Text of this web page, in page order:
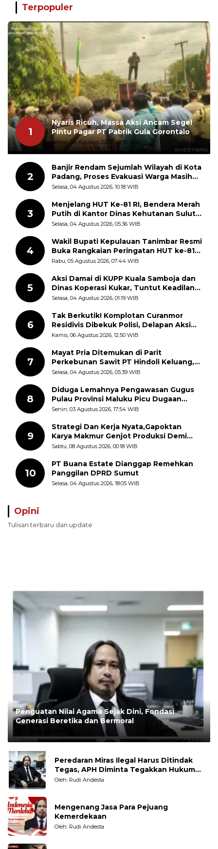
Terpopuler
1
Nyaris Ricuh, Massa Aksi Ancam Segel
Pintu Pagar PT Pabrik Gula Gorontalo
Selasa, 04 Agustus 2026, 07:59 WIB
2
Banjir Rendam Sejumlah Wilayah di Kota
Padang, Proses Evakuasi Warga Masih
Berlangsung
Selasa, 04 Agustus 2026, 10:18 WIB
3
Menjelang HUT Ke-81 RI, Bendera Merah
Putih di Kantor Dinas Kehutanan Sulut
Disorot Warga
Selasa, 04 Agustus 2026, 05:36 WIB
4
Wakil Bupati Kepulauan Tanimbar Resmi
Buka Rangkaian Peringatan HUT ke-81
Kemerdekaan RI, ASN Diajak Perkuat
Rabu, 05 Agustus 2026, 07:44 WIB
5
Aksi Damai di KUPP Kuala Samboja dan
Dinas Koperasi Kukar, Tuntut Keadilan
dan Kesempatan Kerja yang Adil
Selasa, 04 Agustus 2026, 01:19 WIB
6
Tak Berkutik! Komplotan Curanmor
Residivis Dibekuk Polisi, Delapan Aksi
Curanmor Di Candipuro Terungkap
Kamis, 06 Agustus 2026, 12:50 WIB
7
Mayat Pria Ditemukan di Parit
Perkebunan Sawit PT Hindoli Keluang,
Polisi Selidiki Penyebab Kematian
Selasa, 04 Agustus 2026, 05:39 WIB
8
Diduga Lemahnya Pengawasan Gugus
Pulau Provinsi Maluku Picu Dugaan
Pungli terhadap Nelayan Bale-Bale di
Senin, 03 Agustus 2026, 17:54 WIB
9
Strategi Dan Kerja Nyata,Gapoktan
Karya Makmur Genjot Produksi Demi
Swasembada Pangan
Sabtu, 08 Agustus 2026, 00:18 WIB
10
PT Buana Estate Dianggap Remehkan
Panggilan DPRD Sumut
Selasa, 04 Agustus 2026, 18:05 WIB
Opini
Tulisan terbaru dan update
Penguatan Nilai Agama Sejak Dini, Fondasi
Generasi Beretika dan Bermoral
Rudi Andesta
Peredaran Miras Ilegal Harus Ditindak
Tegas, APH Diminta Tegakkan Hukum
Tanpa Pandang Bulu
Oleh: Rudi Andesta
Mengenang Jasa Para Pejuang
Kemerdekaan
Oleh: Rudi Andesta